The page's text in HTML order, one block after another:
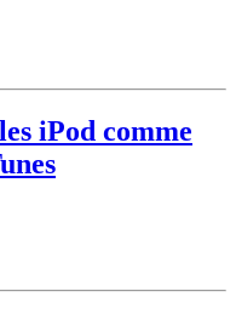
iPod comme